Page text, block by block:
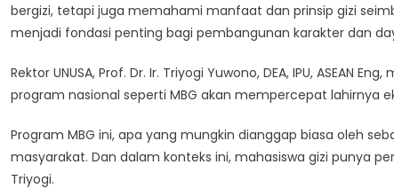
bergizi, tetapi juga memahami manfaat dan prinsip gizi
menjadi fondasi penting bagi pembangunan karakter dan
Rektor UNUSA, Prof. Dr. Ir. Triyogi Yuwono, DEA, IPU, ASEAN
program nasional seperti MBG akan mempercepat lahirnya
Program MBG ini, apa yang mungkin dianggap biasa oleh
masyarakat. Dan dalam konteks ini, mahasiswa gizi punya
Triyogi.